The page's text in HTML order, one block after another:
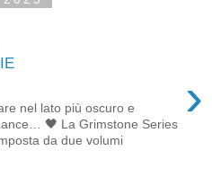
›
nel lato più oscuro e
🖤 La Grimstone Series
da due volumi